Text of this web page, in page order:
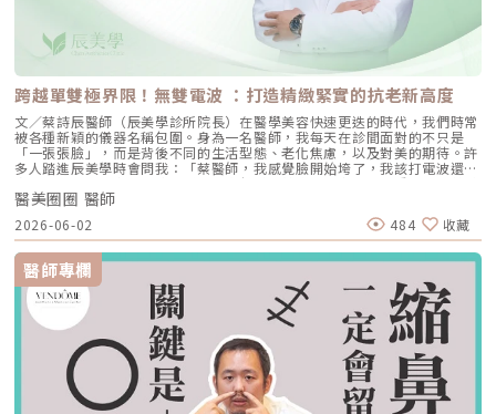
跨越單雙極界限！無雙電波 ：打造精緻緊實的抗老新高度
文／蔡詩辰醫師（辰美學診所院長）在醫學美容快速更迭的時代，我們時常
被各種新穎的儀器名稱包圍。身為一名醫師，我每天在診間面對的不只是
「一張張臉」，而是背後不同的生活型態、老化焦慮，以及對美的期待。許
多人踏進辰美學時會問我：「蔡醫師，我感覺臉開始垮了，我該打電波還是
音波？」或是「我想要追求緊緻且高級感的輪廓，但我不想要看起來醫美感
太重。」這些對話反映了一個事實：現代求美者追求的不再只是「變年
輕」，而是「自然的優雅」。這也是為什麼我決定引進並深入探討 無雙電
波 DENSITY加上使用「全層定靶式拉提」治療技巧的原因。為什麼「緊
實」不等於「拉提」？在深入討論無雙電波之前，我必須先幫大家釐清一個
核心概念：緊實（Tightening）與拉提（Lifting）是不同的。 拉提
（Lifting）：主要是針對「筋膜層（SMAS）」的位移進行復位。這就像是
房子的地基移位了，我們需要透過像美國音波第二代 這樣的聚焦能量，或
是利用MINT 秘線拉提的物理倒鉤，把整塊組織「勾」回原來的位置。 緊實
（Tightening）：則是針對「皮膚厚度」與「彈性」的提升。這像是牆壁的
油漆龜裂、結構鬆散，我們需要透過電波的「容積式加熱」，讓膠原蛋白收
縮並大量再生，使皮膚由內而外變得厚實、有彈性。而無雙電波 DENSITY
的出現，正是為了在「緊實」這件事上做到極致。無雙電波 DENSITY 的技
術核心：單雙極混合的魅力傳統的電波拉提多半聚焦於「單極電波
（Monopolar RF）」。單極電波的能量傳導深，能直達真皮層深處甚至皮
醫美圈圈 醫師
2026-06-02 484 收藏
醫師專欄